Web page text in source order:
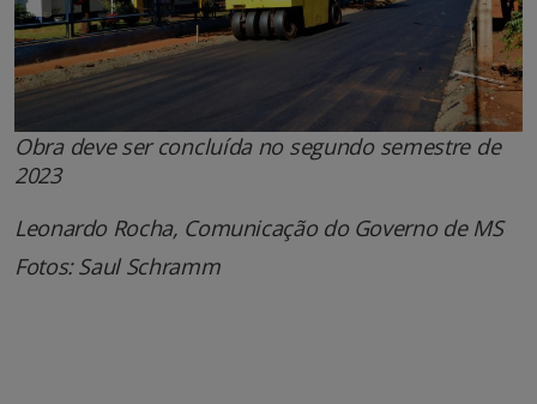
Obra deve ser concluída no segundo semestre de
2023
Leonardo Rocha, Comunicação do Governo de MS
Fotos: Saul Schramm